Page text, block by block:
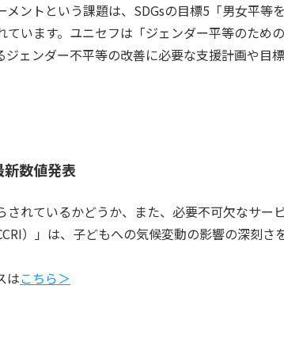
ントという課題は、SDGsの目標5「男女平等
ています。ユニセフは「ジェンダー平等のた
ェンダー不平等の改善に必要な支援計画や目
新数値発表
れているかどうか、また、必要不可欠なサー
）」は、子どもへの気候変動の影響の深刻
はこちら＞